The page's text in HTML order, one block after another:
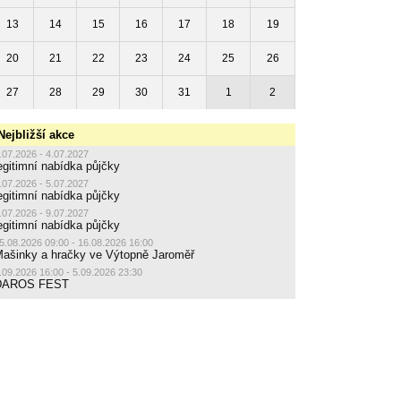
13 14 15 16 17 18 19
20 21 22 23 24 25 26
27 28 29 30 31 1 2
Nejbližší akce
- 4.07.2027
nabídka půjčky
- 5.07.2027
nabídka půjčky
- 9.07.2027
nabídka půjčky
09:00 - 16.08.2026 16:00
a hračky ve Výtopně Jaroměř
16:00 - 5.09.2026 23:30
FEST